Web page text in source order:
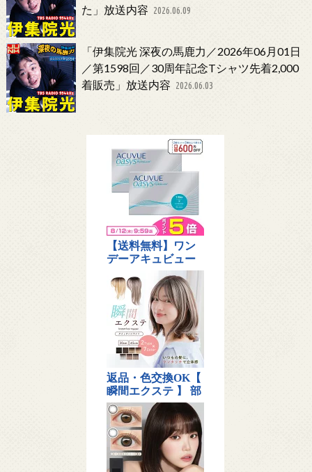
た」放送内容 2026.06.09
「伊集院光 深夜の馬鹿力／2026年06月01日
／第1598回／30周年記念Tシャツ先着2,000
着販売」放送内容 2026.06.03